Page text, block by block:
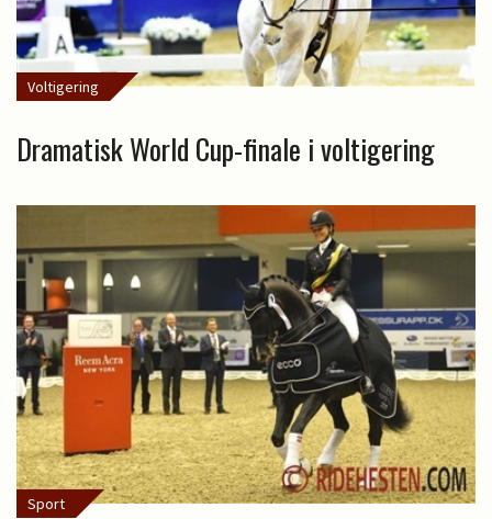
Voltigering
Dramatisk World Cup-finale i voltigering
Sport